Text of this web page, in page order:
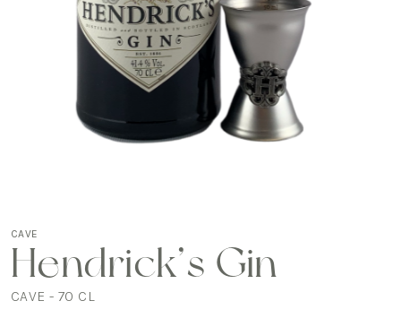
CAVE
Hendrick’s Gin
CAVE - 70 CL